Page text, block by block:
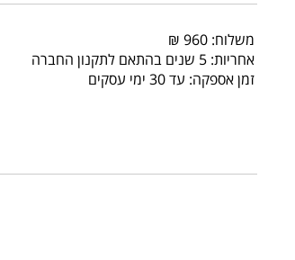
משלוח: 960 ₪
אחריות: 5 שנים בהתאם לתקנון החברה
זמן אספקה: עד 30 ימי עסקים